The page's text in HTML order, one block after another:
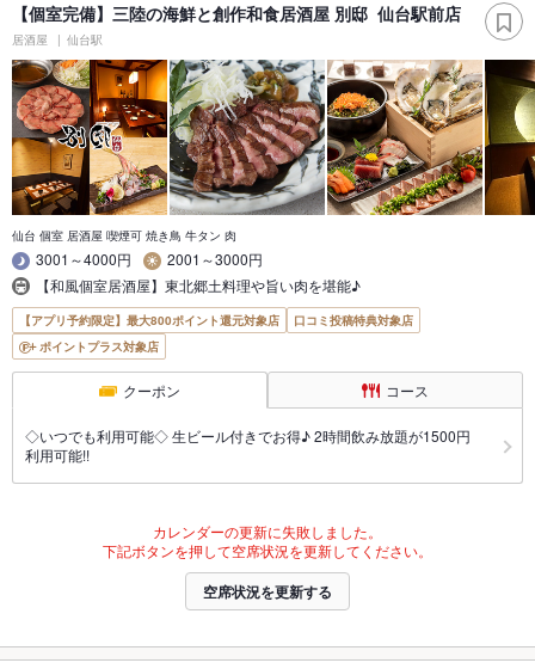
【個室完備】三陸の海鮮と創作和食居酒屋 別邸 仙台駅前店
居酒屋 仙台駅
仙台 個室 居酒屋 喫煙可 焼き鳥 牛タン 肉
3001～4000円
2001～3000円
【和風個室居酒屋】東北郷土料理や旨い肉を堪能♪
【アプリ予約限定】最大800ポイント還元対象店
口コミ投稿特典対象店
ポイントプラス対象店
クーポン コース
◇いつでも利用可能◇ 生ビール付きでお得♪ 2時間飲み放題が1500円
利用可能!!
カレンダーの更新に失敗しました。
下記ボタンを押して空席状況を更新してください。
空席状況を更新する